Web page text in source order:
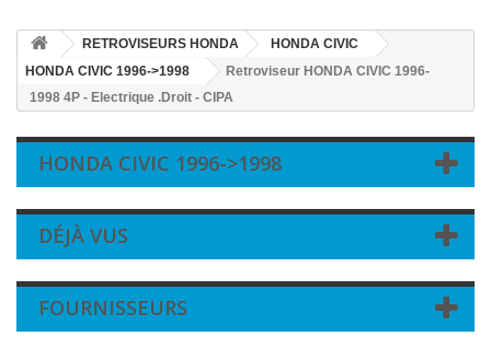
RETROVISEURS HONDA
HONDA CIVIC
HONDA CIVIC 1996->1998
Retroviseur HONDA CIVIC 1996-
1998 4P - Electrique .Droit - CIPA
HONDA CIVIC 1996->1998
DÉJÀ VUS
FOURNISSEURS